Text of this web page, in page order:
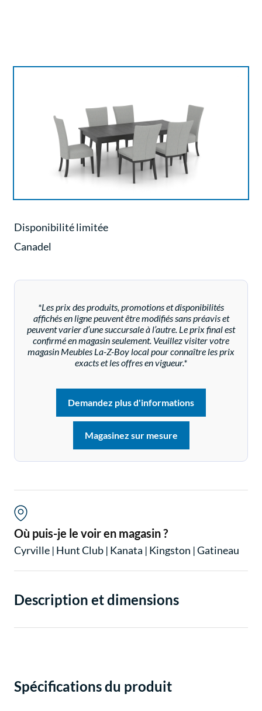
Disponibilité limitée
Canadel
*Les prix des produits, promotions et disponibilités
affichés en ligne peuvent être modifiés sans préavis et
peuvent varier d’une succursale à l’autre. Le prix final est
confirmé en magasin seulement. Veuillez visiter votre
magasin Meubles La-Z-Boy local pour connaître les prix
exacts et les offres en vigueur.*
Demandez plus d'informations
Magasinez sur mesure
Où puis-je le voir en magasin ?
Cyrville | Hunt Club | Kanata | Kingston |Gatineau
Description et dimensions
Spécifications du produit